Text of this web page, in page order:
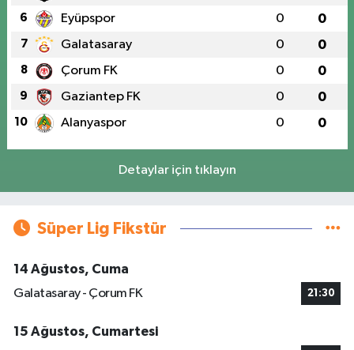
6 Eyüpspor 0 0
7 Galatasaray 0 0
8 Çorum FK 0 0
9 Gaziantep FK 0 0
10 Alanyaspor 0 0
Detaylar için tıklayın
Süper Lig Fikstür
14 Ağustos, Cuma
Galatasaray - Çorum FK
21:30
15 Ağustos, Cumartesi